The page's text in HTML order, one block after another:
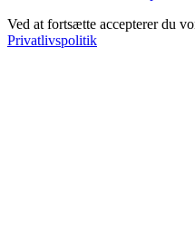
Ved at fortsætte accepterer du
Privatlivspolitik